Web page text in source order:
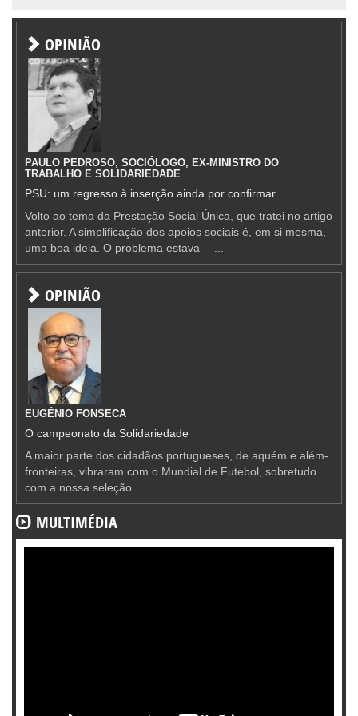
OPINIÃO
PAULO PEDROSO, SOCIÓLOGO, EX-MINISTRO DO
TRABALHO E SOLIDARIEDADE
PSU: um regresso à inserção ainda por confirmar
Volto ao tema da Prestação Social Única, que tratei no artigo
anterior. A simplificação dos apoios sociais é, em si mesma,
uma boa ideia. O problema estava —...
OPINIÃO
EUGÉNIO FONSECA
O campeonato da Solidariedade
A maior parte dos cidadãos portugueses, de aquém e além-
fronteiras, vibraram com o Mundial de Futebol, sobretudo
com a nossa seleção.
MULTIMÉDIA